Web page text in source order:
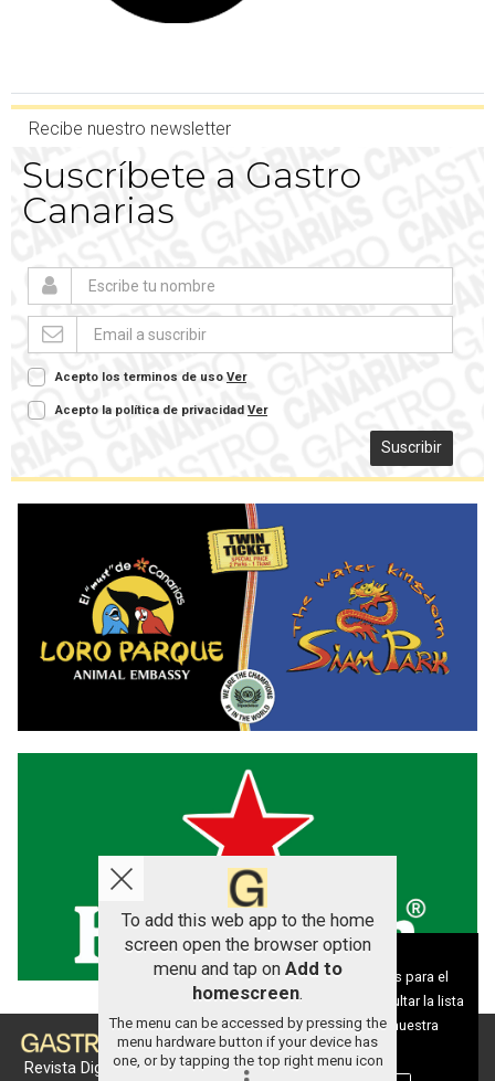
Recibe nuestro newsletter
Suscríbete a Gastro
Canarias
Acepto los terminos de uso Ver
Acepto la política de privacidad Ver
Suscribir
Revista Digital de gastronomía
To add this web app to the home
screen open the browser option
menu and tap on Add to
homescreen.
The menu can be accessed by pressing the
menu hardware button if your device has
one, or by tapping the top right menu icon
Aviso sobre el Uso de cookies:
Utilizamos cookies nuestras y de terceros para el
funcionamiento del digital. Puedes consultar la lista
de cookies y como desconectarlas. Ver nuestra
Política de Privacidad y Cookies